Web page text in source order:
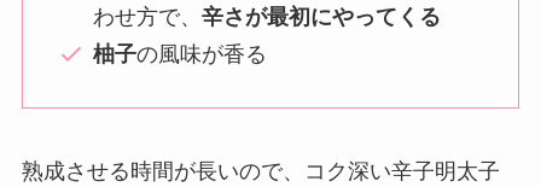
わせ方で、辛さが最初にやってくる
柚子の風味が香る
熟成させる時間が長いので、コク深い辛子明太子